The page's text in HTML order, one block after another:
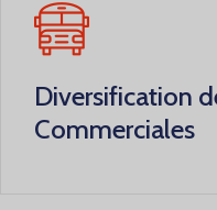
Diversification
Commerciales